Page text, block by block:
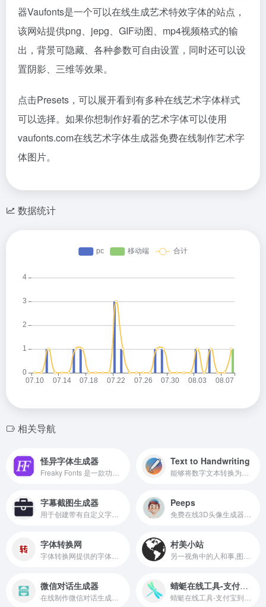
器Vaufonts是一个可以在线生成艺术特效字体的站点，
该网站提供png、jepg、GIF动图、mp4视频格式的输
出，背景可隐藏、各种参数可自由设置，同时还可以设
置阴影、三维等效果。
点击Presets，可以展开看到有多种在线艺术字体样式
可以选择。如果你想制作好看的艺术字体可以使用
vaufonts.com在线艺术字体生成器免费在线制作艺术字
体图片。
数据统计
相关导航
怪异字体生成器 Text to Handwriting
字幕截图生成器 Peeps
字体转换网 村美小站
微信对话生成器 蜻蜓在线工具-支付宝到账语音